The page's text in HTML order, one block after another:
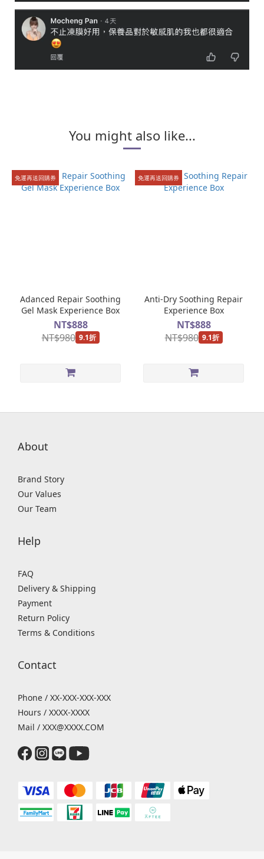
You might also like...
免運再送回購券
Adanced Repair Soothing
Gel Mask Experience Box
NT$888
NT$980 9.1折
免運再送回購券
Anti-Dry Soothing Repair
Experience Box
NT$888
NT$980 9.1折
About
Brand Story
Our Values
Our Team
Help
FAQ
Delivery & Shipping
Payment
Return Policy
Terms & Conditions
Contact
Phone / XX-XXX-XXX-XXX
Hours / XXXX-XXXX
Mail / XXX@XXXX.COM